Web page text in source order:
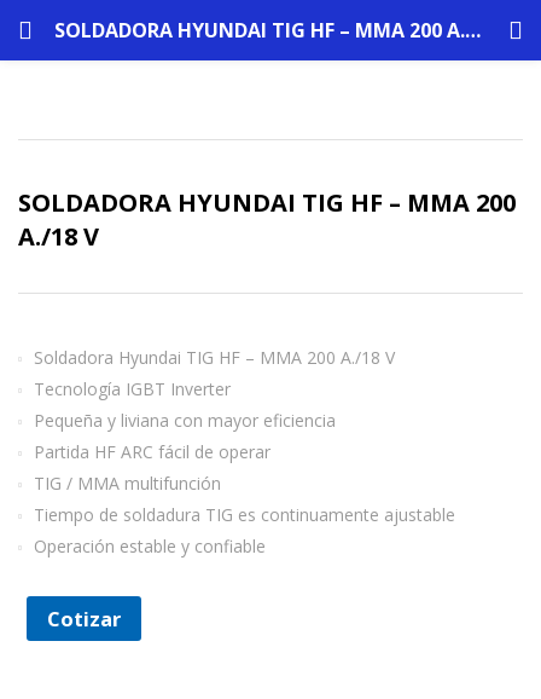
SOLDADORA HYUNDAI TIG HF – MMA 200 A./18 V
SOLDADORA HYUNDAI TIG HF – MMA 200
A./18 V
Soldadora Hyundai TIG HF – MMA 200 A./18 V
Tecnología IGBT Inverter
Pequeña y liviana con mayor eficiencia
Partida HF ARC fácil de operar
TIG / MMA multifunción
Tiempo de soldadura TIG es continuamente ajustable
Operación estable y confiable
Cotizar